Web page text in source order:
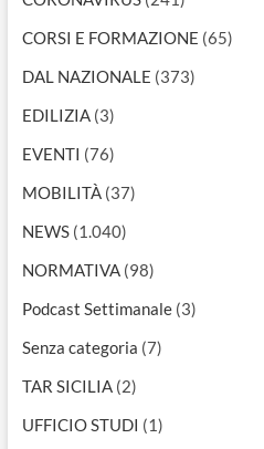
CORSI E FORMAZIONE (65)
DAL NAZIONALE (373)
EDILIZIA(3)
EVENTI (76)
MOBILITÀ(37)
NEWS(1.040)
NORMATIVA(98)
Podcast Settimanale(3)
Senza categoria (7)
TAR SICILIA(2)
UFFICIO STUDI (1)